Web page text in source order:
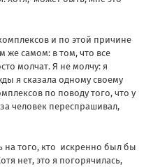
и по этой причине
же самом: в том, что все
молчат. Я не молчу: я
я сказала одному своему
по поводу того, что у
человек переспрашивал,
того, кто искренно был бы
нет, это я погорячилась,